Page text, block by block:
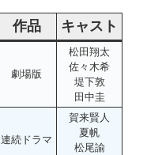
作品 キャスト
劇場版
松田翔太
佐々木希
堤下敦
田中圭
連続ドラマ
賀来賢人
夏帆
松尾諭